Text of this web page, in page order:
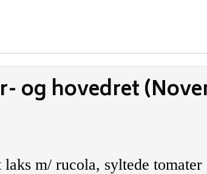
og hovedret
m/ rucola, syltede